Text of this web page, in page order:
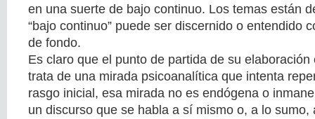
en una suerte de bajo continuo. Los temas están
“bajo continuo” puede ser discernido o entendido
de fondo.
Es claro que el punto de partida de su
trata de una mirada psicoanalítica que intenta
rasgo inicial, esa mirada no es endógena o
un discurso que se habla a sí mismo o, a lo sumo,